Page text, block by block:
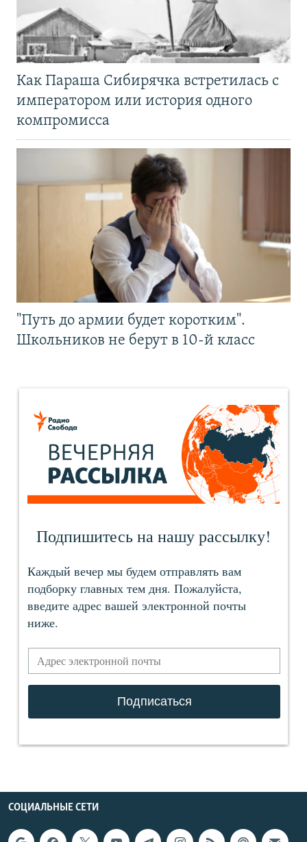
Как Параша Сибирячка встретилась с
императором или история одного
компромисса
"Путь до армии будет коротким".
Школьников не берут в 10-й класс
СОЦИАЛЬНЫЕ СЕТИ